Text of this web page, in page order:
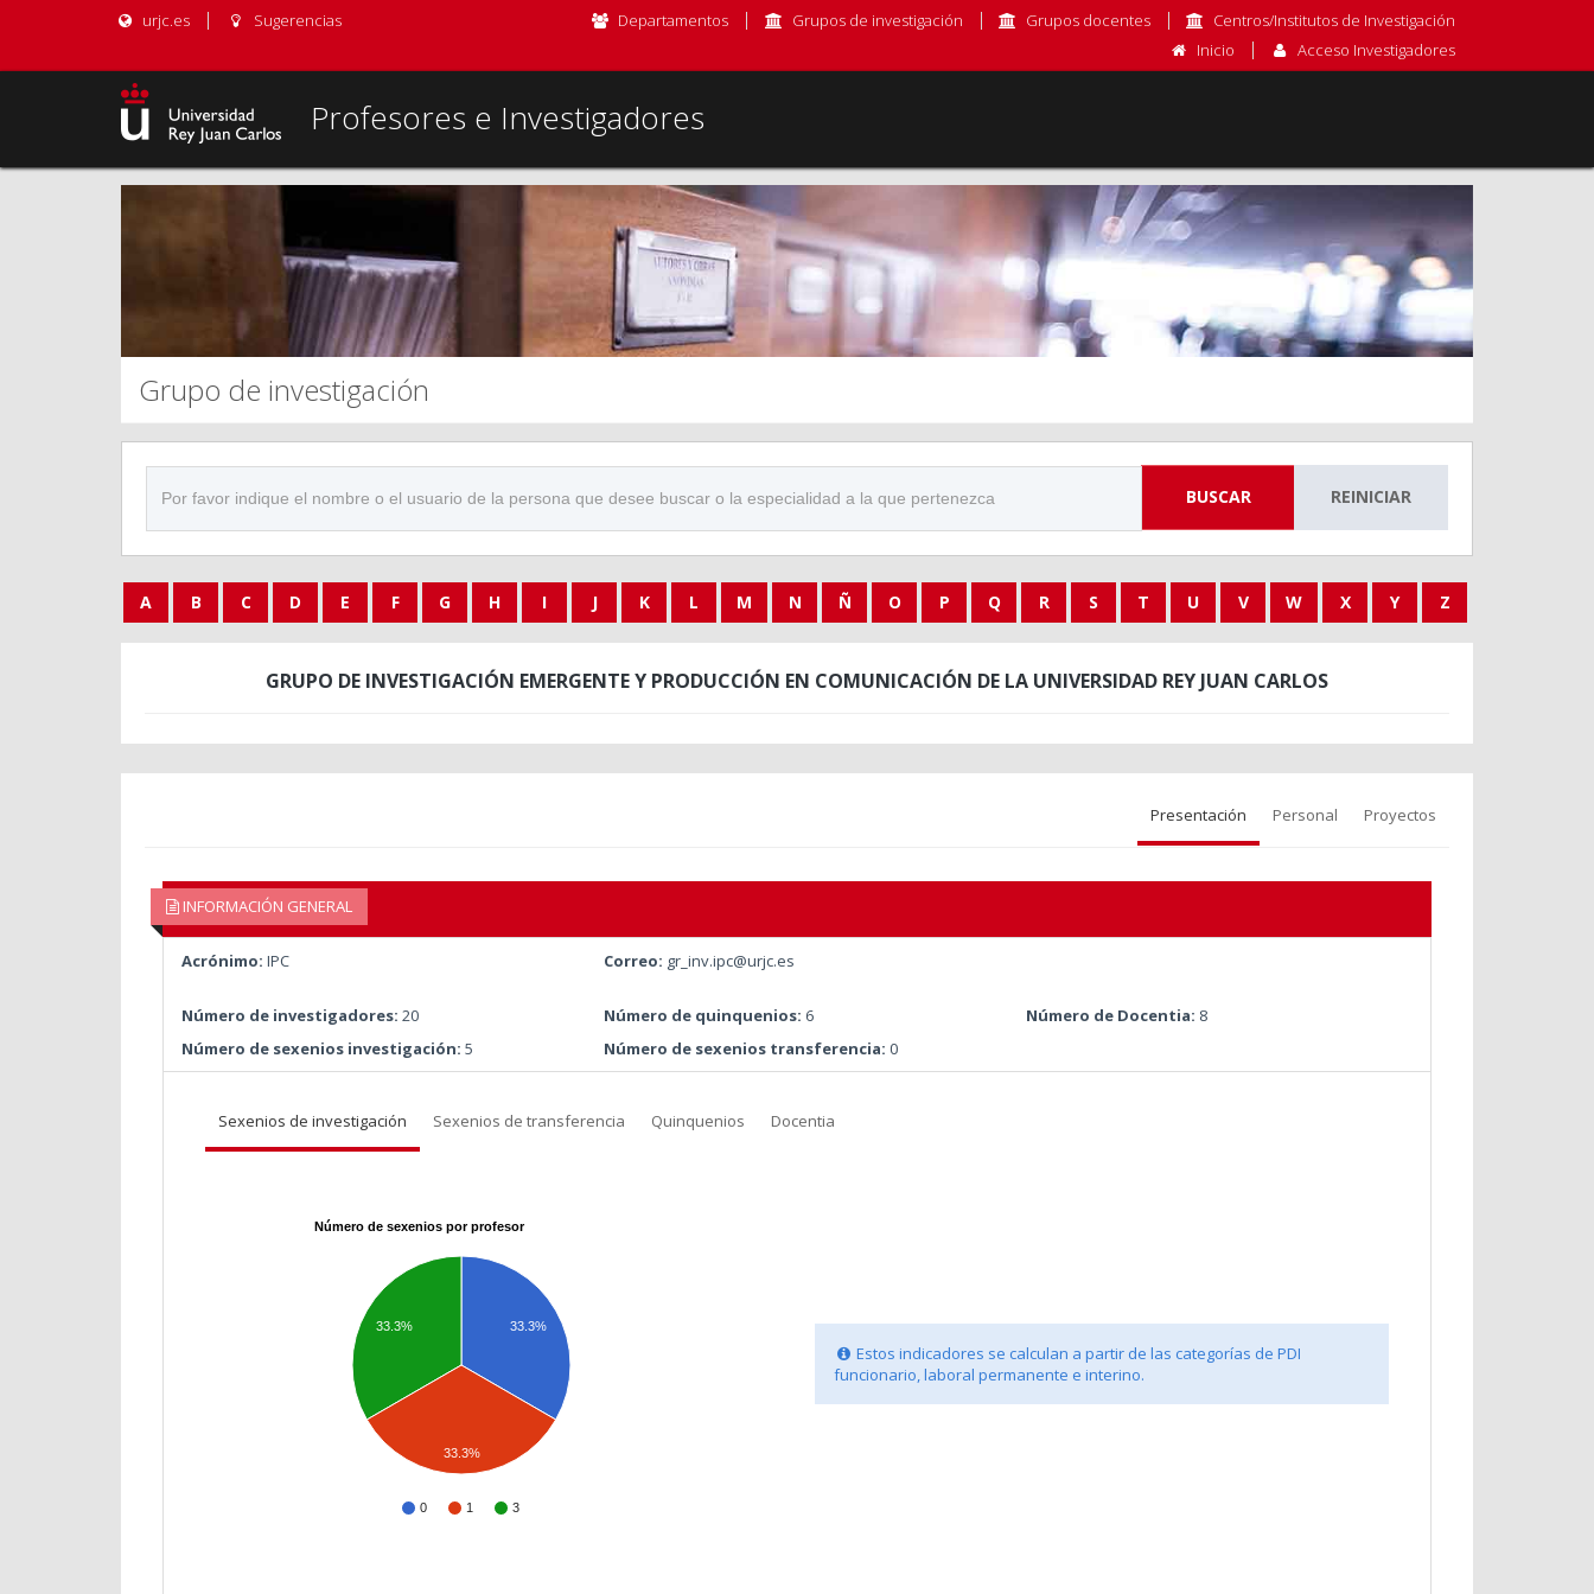
urjc.es Sugerencias Departamentos Grupos de investigación Grupos docentes
Centros/Institutos de Investigación
Inicio
Acceso Investigadores
Profesores e Investigadores
Grupo de investigación
BUSCAR REINICIAR
A B C D E F G H I J K L M N Ñ O P Q R S T U V W X Y Z
GRUPO DE INVESTIGACIÓN EMERGENTE Y PRODUCCIÓN EN COMUNICACIÓN DE LA UNIVERSIDAD REY JUAN CARLOS
Presentación Personal Proyectos
INFORMACIÓN GENERAL
Acrónimo: IPC Correo: gr_inv.ipc@urjc.es
Número de investigadores: 20 Número de quinquenios: 6 Número de Docentia: 8
Número de sexenios investigación: 5 Número de sexenios transferencia: 0
Sexenios de investigación Sexenios de transferencia Quinquenios Docentia
Número de sexenios por profesor
0 1 3
33.3%
33.3%
33.3%
Estos indicadores se calculan a partir de las categorías de PDI
funcionario, laboral permanente e interino.